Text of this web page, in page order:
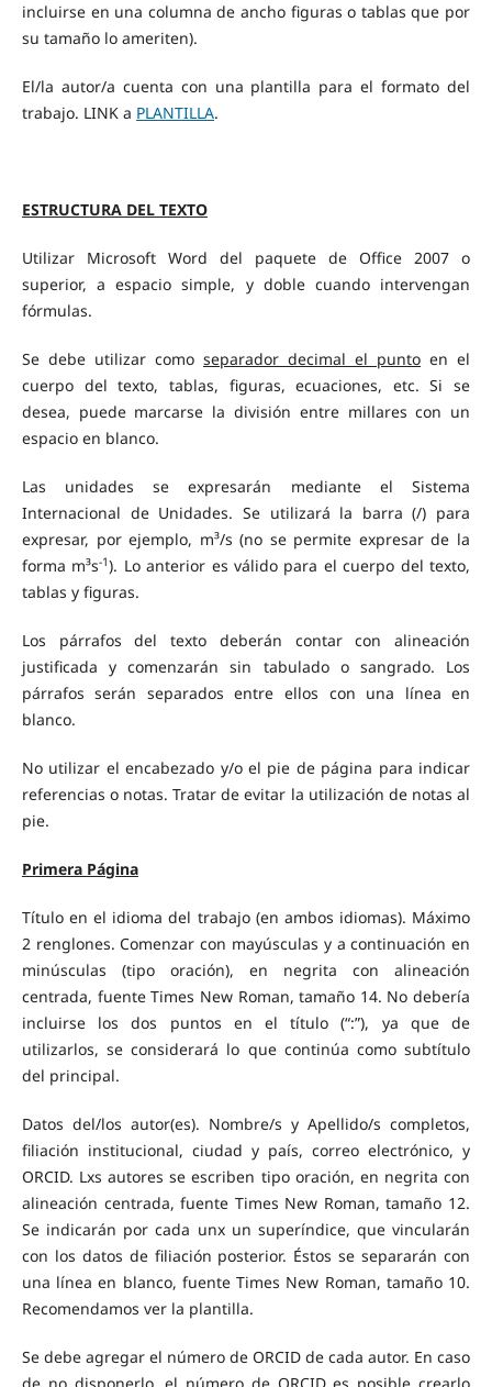
incluirse en una columna de ancho figuras o tablas que por
su tamaño lo ameriten).
El/la autor/a cuenta con una plantilla para el formato del
trabajo. LINK a PLANTILLA.
ESTRUCTURA DEL TEXTO
Utilizar Microsoft Word del paquete de Office 2007 o
superior, a espacio simple, y doble cuando intervengan
fórmulas.
Se debe utilizar como separador decimal el punto en el
cuerpo del texto, tablas, figuras, ecuaciones, etc. Si se
desea, puede marcarse la división entre millares con un
espacio en blanco.
Las unidades se expresarán mediante el Sistema
Internacional de Unidades. Se utilizará la barra (/) para
expresar, por ejemplo, m³/s (no se permite expresar de la
forma m³s-1). Lo anterior es válido para el cuerpo del texto,
tablas y figuras.
Los párrafos del texto deberán contar con alineación
justificada y comenzarán sin tabulado o sangrado. Los
párrafos serán separados entre ellos con una línea en
blanco.
No utilizar el encabezado y/o el pie de página para indicar
referencias o notas. Tratar de evitar la utilización de notas al
pie.
Primera Página
Título en el idioma del trabajo (en ambos idiomas). Máximo
2 renglones. Comenzar con mayúsculas y a continuación en
minúsculas (tipo oración), en negrita con alineación
centrada, fuente Times New Roman, tamaño 14. No debería
incluirse los dos puntos en el título (“:”), ya que de
utilizarlos, se considerará lo que continúa como subtítulo
del principal.
Datos del/los autor(es). Nombre/s y Apellido/s completos,
filiación institucional, ciudad y país, correo electrónico, y
ORCID. Lxs autores se escriben tipo oración, en negrita con
alineación centrada, fuente Times New Roman, tamaño 12.
Se indicarán por cada unx un superíndice, que vincularán
con los datos de filiación posterior. Éstos se separarán con
una línea en blanco, fuente Times New Roman, tamaño 10.
Recomendamos ver la plantilla.
Se debe agregar el número de ORCID de cada autor. En caso